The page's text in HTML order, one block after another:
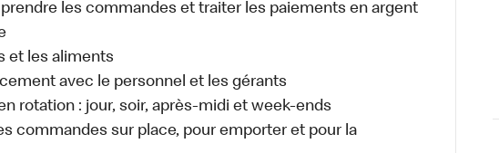
les commandes et traiter les paiements en argent
et les aliments
avec le personnel et les gérants
rotation : jour, soir, après-midi et week-ends
commandes sur place, pour emporter et pour la